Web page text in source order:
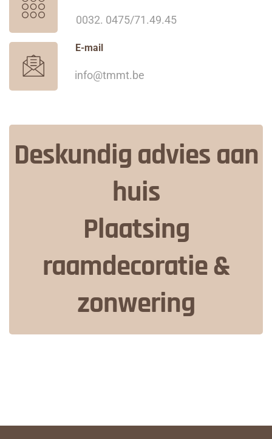
0032. 0475/71.49.45
E-mail
info@tmmt.be
Deskundig advies aan
huis
Plaatsing
raamdecoratie &
zonwering